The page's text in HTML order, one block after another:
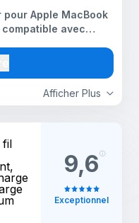
Afficher Plus
pour Apple MacBook
compatible avec
fil
9,6
Exceptionnel